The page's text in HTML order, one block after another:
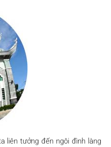
liên tưởng đến ngôi đình làng